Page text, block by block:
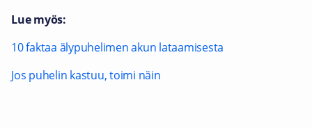
Lue myös:
10 faktaa älypuhelimen akun lataamisesta
Jos puhelin kastuu, toimi näin